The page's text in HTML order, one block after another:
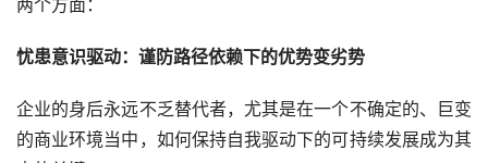
两个方面：
忧患意识驱动：谨防路径依赖下的优势变劣势
企业的身后永远不乏替代者，尤其是在一个不确定的、巨变
的商业环境当中，如何保持自我驱动下的可持续发展成为其